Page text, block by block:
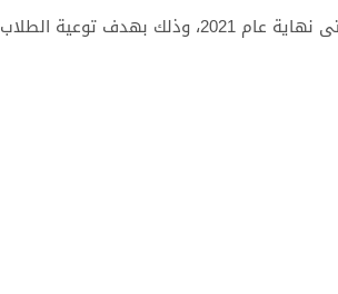
وتستمر الورش التي ينظمها المكتب لصالح الطلاب حتى نهاية عام 2021، وذلك بهدف توعية الطلاب